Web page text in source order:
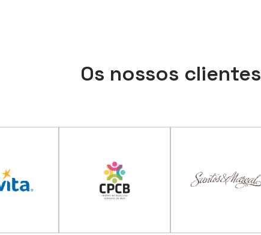
Os nossos clientes